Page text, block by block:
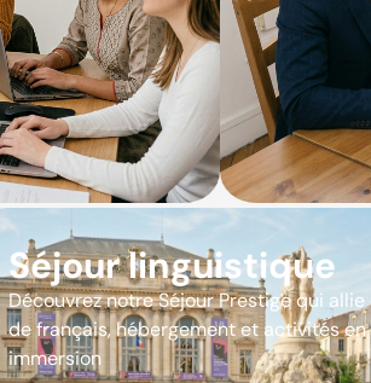
Séjour linguistique
Découvrez notre Séjour Prestige qui allie
de français, hébergement et activités en
immersion